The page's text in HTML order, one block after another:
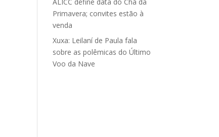
Primavera; convites estão à
venda
Xuxa: Leilaní de Paula fala
sobre as polêmicas do Último
Voo da Nave